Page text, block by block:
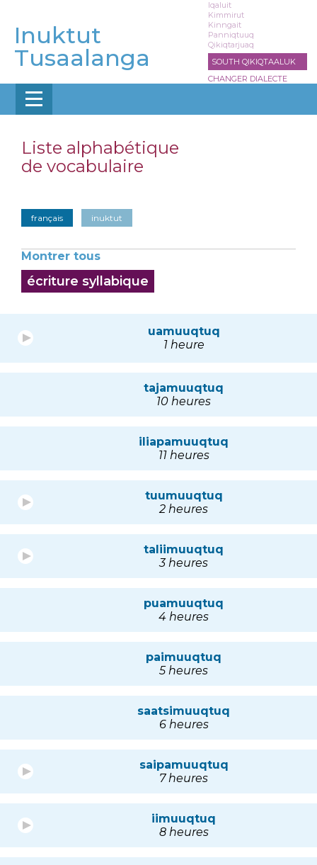
contenu
principal
Inuktut
Tusaalanga
Iqaluit
Kimmirut
Kinngait
Panniqtuuq
Qikiqtarjuaq
SOUTH QIKIQTAALUK
CHANGER DIALECTE
Liste alphabétique
de vocabulaire
français inuktut
Montrer tous
écriture syllabique
uamuuqtuq
1 heure
tajamuuqtuq
10 heures
iliapamuuqtuq
11 heures
tuumuuqtuq
2 heures
taliimuuqtuq
3 heures
puamuuqtuq
4 heures
paimuuqtuq
5 heures
saatsimuuqtuq
6 heures
saipamuuqtuq
7 heures
iimuuqtuq
8 heures